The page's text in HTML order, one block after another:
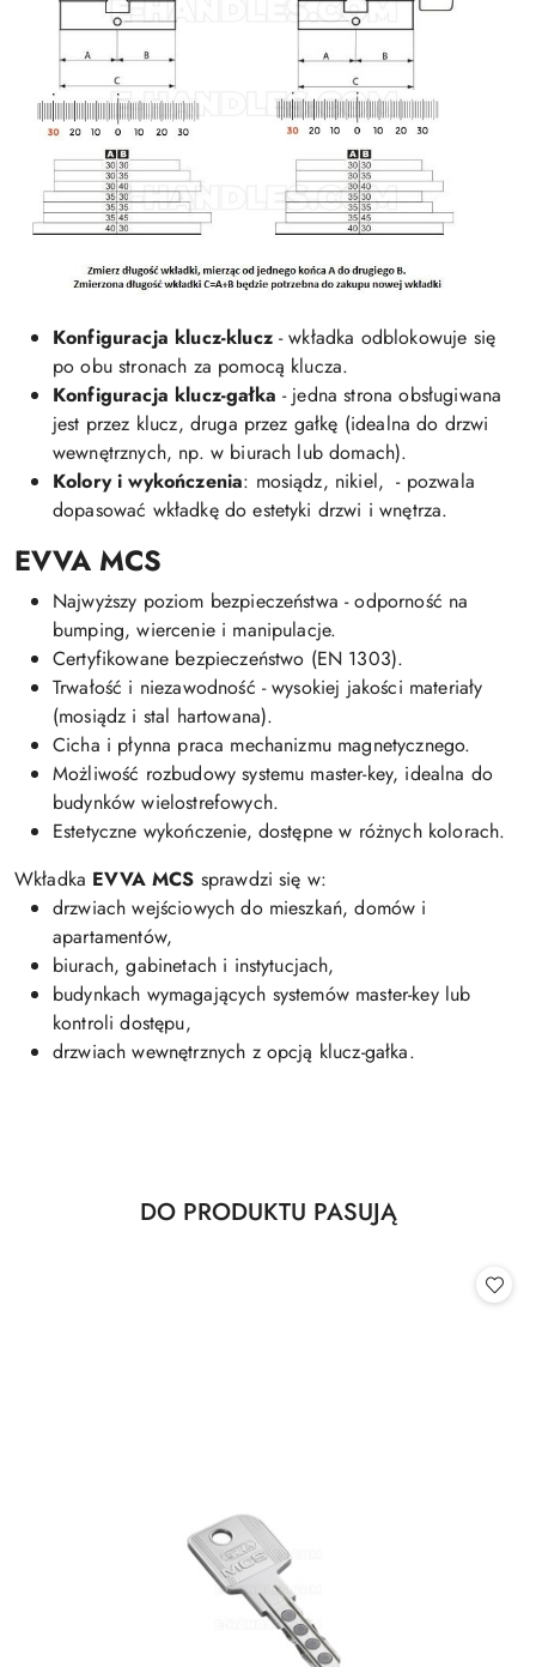
Konfiguracja klucz-klucz- wkładka odblokowuje się
po obu stronach za pomocą klucza.
Konfiguracja klucz-gałka - jedna strona obsługiwana
jest przez klucz, druga przez gałkę (idealna do drzwi
wewnętrznych, np. w biurach lub domach).
Kolory i wykończenia: mosiądz, nikiel, - pozwala
dopasować wkładkę do estetyki drzwi i wnętrza.
EVVA MCS
Najwyższy poziom bezpieczeństwa - odporność na
bumping, wiercenie i manipulacje.
Certyfikowane bezpieczeństwo (EN 1303).
Trwałość i niezawodność - wysokiej jakości materiały
(mosiądz i stal hartowana).
Cicha i płynna praca mechanizmu magnetycznego.
Możliwość rozbudowy systemu master-key, idealna do
budynków wielostrefowych.
Estetyczne wykończenie, dostępne w różnych kolorach.
Wkładka EVVA MCS sprawdzi się w:
drzwiach wejściowych do mieszkań, domów i
apartamentów,
biurach, gabinetach i instytucjach,
budynkach wymagających systemów master-key lub
kontroli dostępu,
drzwiach wewnętrznych z opcją klucz-gałka.
Pomiń karuzelę produktów
Produkty
DO PRODUKTU PASUJĄ